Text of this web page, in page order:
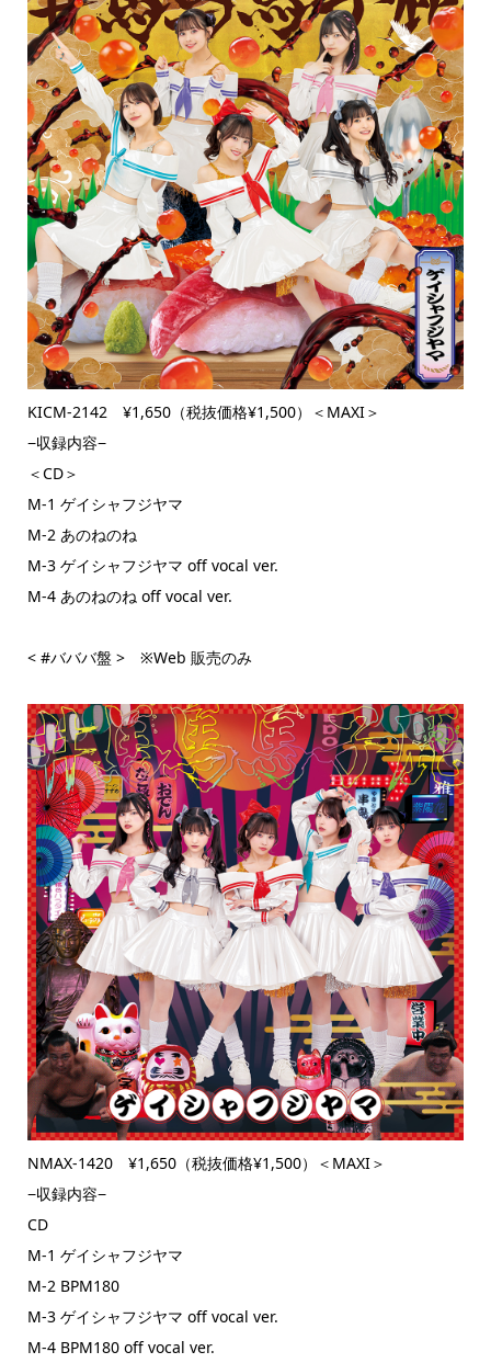
KICM-2142 ¥1,650（税抜価格¥1,500）＜MAXI＞
−収録内容−
＜CD＞
M-1 ゲイシャフジヤマ
M-2 あのねのね
M-3 ゲイシャフジヤマ off vocal ver.
M-4 あのねのね off vocal ver.
< #バババ盤 > ※Web 販売のみ
NMAX-1420 ¥1,650（税抜価格¥1,500）＜MAXI＞
−収録内容−
CD
M-1 ゲイシャフジヤマ
M-2 BPM180
M-3 ゲイシャフジヤマ off vocal ver.
M-4 BPM180 off vocal ver.